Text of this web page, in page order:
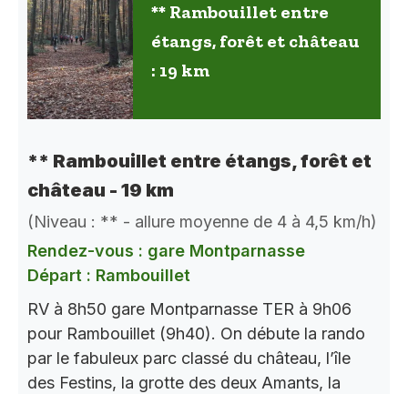
** Rambouillet entre
étangs, forêt et château
: 19 km
** Rambouillet entre étangs, forêt et
château - 19 km
(Niveau : ** - allure moyenne de 4 à 4,5 km/h)
Rendez-vous : gare Montparnasse
Départ : Rambouillet
RV à 8h50 gare Montparnasse TER à 9h06
pour Rambouillet (9h40). On débute la rando
par le fabuleux parc classé du château, l’île
des Festins, la grotte des deux Amants, la